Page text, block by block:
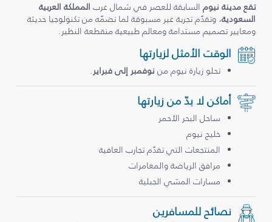
تقع مدينة نيومالسابقة للعصر في شمال غرب المملكة العربية
السعودية، وتقدّم تجربة غير مسبوقة لما تضمّه من تكنولوجيا حديثة
ومعايير تصميم مستدامة ومعالم طبيعية منقطعة النظير.
الوقت الأمثل لزيارتها
تحلو زيارة نيوم من نوفمبر إلى فبراير.
أماكن لا بدّ من زيارتها
ساحل البحر الأحمر
خليج نيوم
المنتجعات التي تقدّم تجارب العافية
مرافق الرياضة والمغامرات
مسارات المشي الجبلية
نصائح للمسافرين